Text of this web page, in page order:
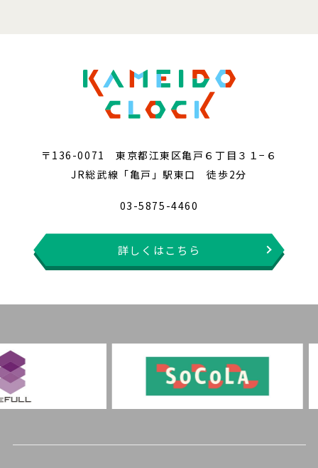
〒136-0071 東京都江東区亀戸６丁目３１−６
JR総武線「亀戸」駅東口 徒歩2分
03-5875-4460
詳しくはこちら